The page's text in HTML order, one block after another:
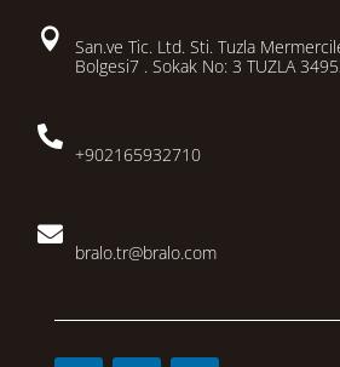

San.ve Tic. Ltd. Sti. Tuzla
Bolgesi7 . Sokak No: 3 TUZLA

+902165932710

bralo.tr@bralo.com